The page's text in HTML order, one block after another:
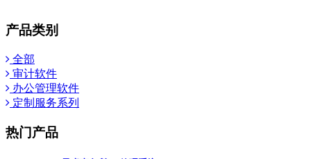
产品类别
全部
审计软件
办公管理软件
定制服务系列
热门产品